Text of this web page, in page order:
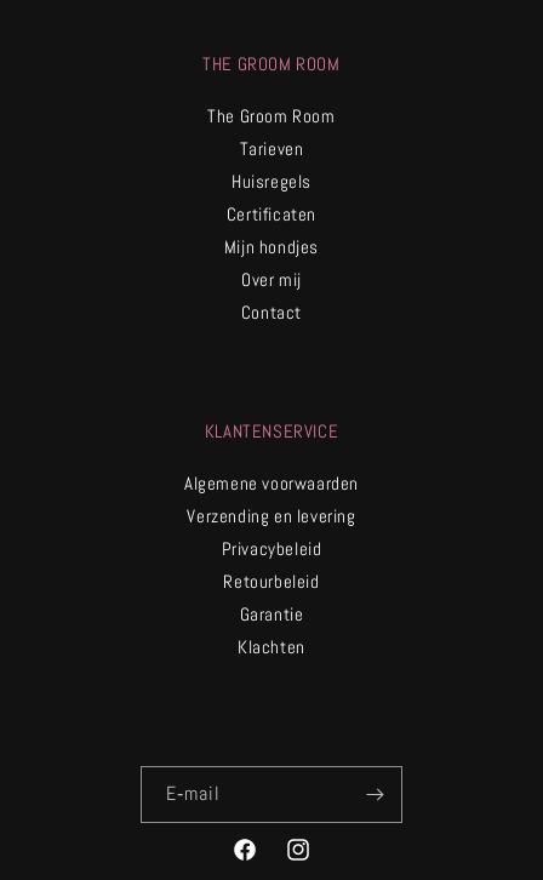
THE GROOM ROOM
The Groom Room
Tarieven
Huisregels
Certificaten
Mijn hondjes
Over mij
Contact
KLANTENSERVICE
Algemene voorwaarden
Verzending en levering
Privacybeleid
Retourbeleid
Garantie
Klachten
E‑mail
FacebookInstagram